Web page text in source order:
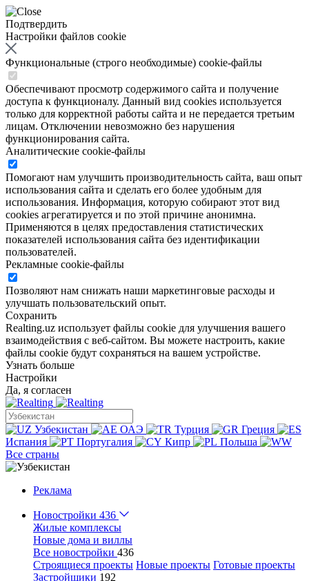
Подтвердить
Настройки файлов cookie
Функциональные (строго необходимые) cookie-файлы
Обеспечивают просмотр содержимого сайта и получение
доступа к функционалу. Данный вид cookies используется
только для корректной работы сайта и не передается третьим
лицам. Отключении невозможно без нарушения
функционирования сайта.
Аналитические cookie-файлы
Помогают нам улучшить производительность сайта, ваш опыт
использования сайта и сделать его более удобным для
использования. Информация, которую собирают этот вид
cookies агрегатируется и по этой причине анонимна.
Применяются в целях предоставления статистических
показателей использования сайта без идентификации
пользователей.
Рекламные cookie-файлы
Позволяют нам снижать наши маркетинговые расходы и
улучшать пользовательский опыт.
Сохранить
Realting.uz использует файлы cookie для улучшения вашего
взаимодействия с веб-сайтом. Вы можете настроить, какие
файлы cookie будут сохраняться на вашем устройстве.
Узнать больше
Настройки
Да, я согласен
Узбекистан ОАЭ Турция
Греция
Испания
Португалия Кипр
Польша
Все страны
Реклама
Новостройки 436
Жилые комплексы
Новые дома и виллы
Все новостройки 436
Строящиеся проекты Новые проекты Готовые проекты
Застройщики 192